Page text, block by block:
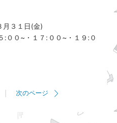
３１日(金)
:００~・１７:００~・１９:０
次のページ